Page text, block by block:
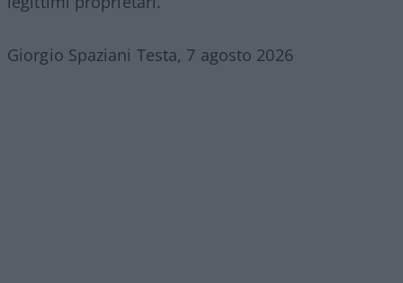
Giorgio Spaziani Testa, 7 agosto 2026